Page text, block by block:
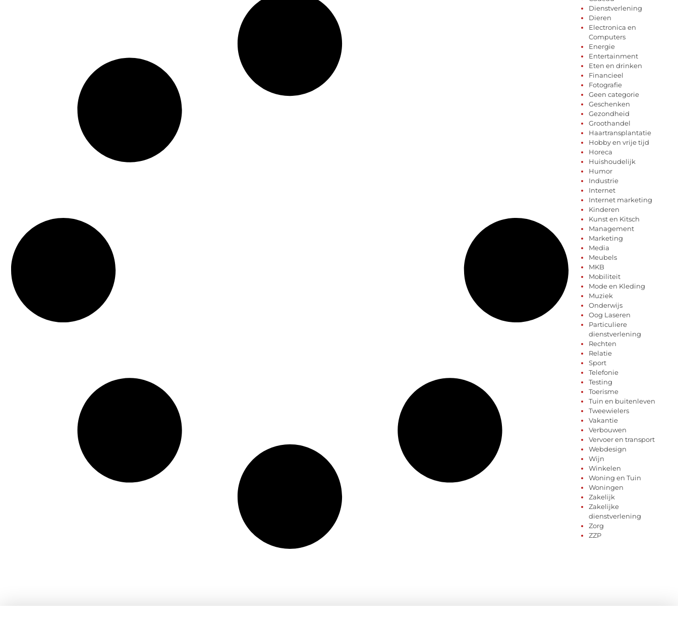
Dienstverlening
Dieren
Electronica en
Computers
Energie
Entertainment
Eten en drinken
Financieel
Fotografie
Geen categorie
Geschenken
Gezondheid
Groothandel
Haartransplantatie
Hobby en vrije tijd
Horeca
Huishoudelijk
Humor
Industrie
Internet
Internet marketing
Kinderen
Kunst en Kitsch
Management
Marketing
Media
Meubels
MKB
Mobiliteit
Mode en Kleding
Muziek
Onderwijs
Oog Laseren
Particuliere
dienstverlening
Rechten
Relatie
Sport
Telefonie
Testing
Toerisme
Tuin en buitenleven
Tweewielers
Vakantie
Verbouwen
Vervoer en transport
Webdesign
Wijn
Winkelen
Woning en Tuin
Woningen
Zakelijk
Zakelijke
dienstverlening
Zorg
ZZP